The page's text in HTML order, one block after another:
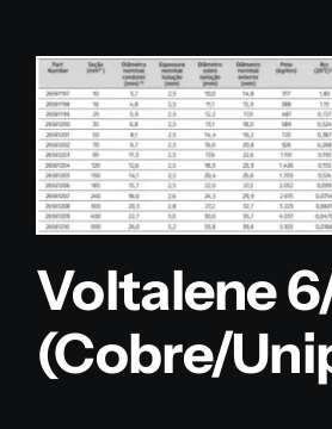
Voltalene
(Cobre/